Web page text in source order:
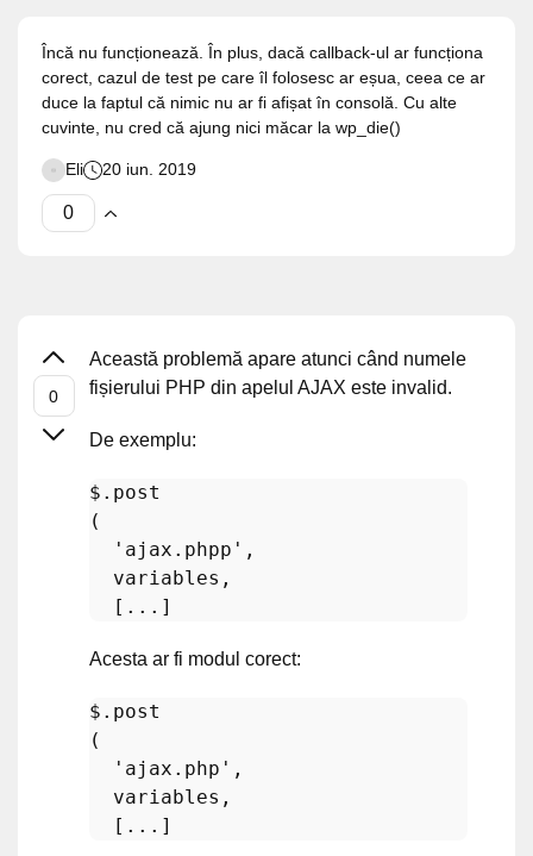
Încă nu funcționează. În plus, dacă callback-ul ar funcționa
corect, cazul de test pe care îl folosesc ar eșua, ceea ce ar
duce la faptul că nimic nu ar fi afișat în consolă. Cu alte
cuvinte, nu cred că ajung nici măcar la wp_die()
Eli 20 iun. 2019
Această problemă apare atunci când numele
fișierului PHP din apelul AJAX este invalid.
De exemplu:
$.post
(
'ajax.phpp' ,
  variables,
Acesta ar fi modul corect:
$.post
(
'ajax.php' ,
  variables,